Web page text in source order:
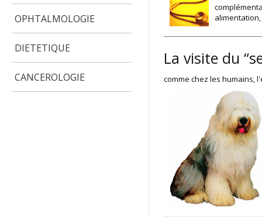
OPHTALMOLOGIE
DIETETIQUE
CANCEROLOGIE
La visite du
comme chez les humains,